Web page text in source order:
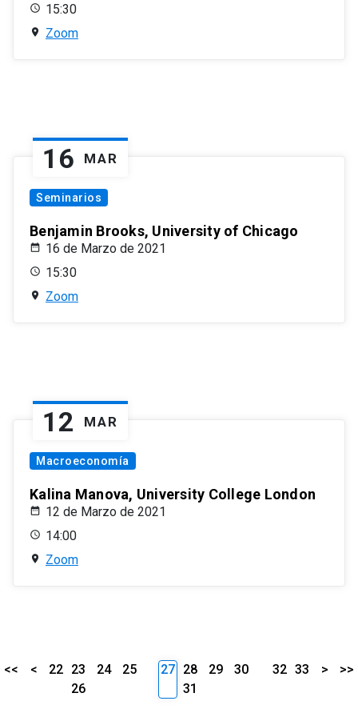
15:30
Zoom
16 MAR
Seminarios
Benjamin Brooks, University of Chicago
16 de Marzo de 2021
15:30
Zoom
12 MAR
Macroeconomía
Kalina Manova, University College London
12 de Marzo de 2021
14:00
Zoom
<< < 22 23 24
25
26
27 28 29
30
31
32 33 > >>